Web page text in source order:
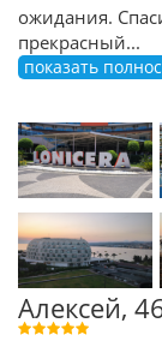
ожидания.
прекрасный...
показать
Алексей,